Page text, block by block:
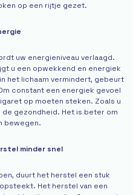
op een rijtje gezet.
uw energieniveau verlaagd.
u een opwekkend en energiek
het lichaam vermindert, gebeurt
constant een energiek gevoel
op moeten steken. Zoals u
gezondheid. Het is beter om
bewegen.
minder snel
duurt het herstel een stuk
Het herstel van een